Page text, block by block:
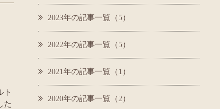
ト
た
2023年の記事一覧（5）
2022年の記事一覧（5）
2021年の記事一覧（1）
2020年の記事一覧（2）